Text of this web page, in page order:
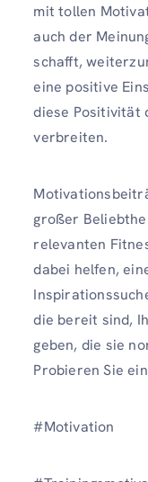
mit tollen
auch der
schafft,
eine positive
diese Positivität
verbreiten.
großer
relevanten
dabei helfen,
die bereit sind,
geben, die sie
Probieren Sie
#Motivation